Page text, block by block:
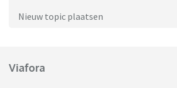
Nieuw topic plaatsen
Viafora